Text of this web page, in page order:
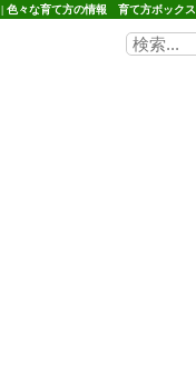
| 色々な育て方の情報 育て方ボックス